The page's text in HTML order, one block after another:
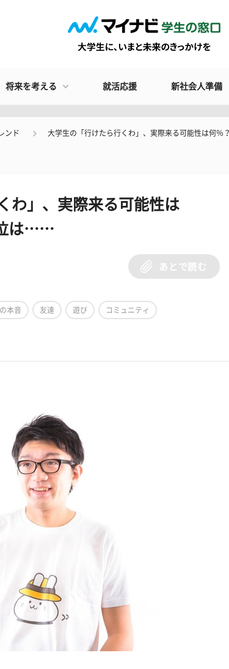
将来を考える 就活応援 新社会人準備
ンド 大学生の「行けたら行くわ」、実際来る可能性は何
わ」、実際来る可能性は
は……
あとで読む
本音 友達 遊び コミュニティ